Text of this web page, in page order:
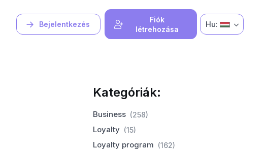
Bejelentkezés
Fiók
létrehozása
Hu:
Kategóriák:
Business (258)
Loyalty (15)
Loyalty program (162)